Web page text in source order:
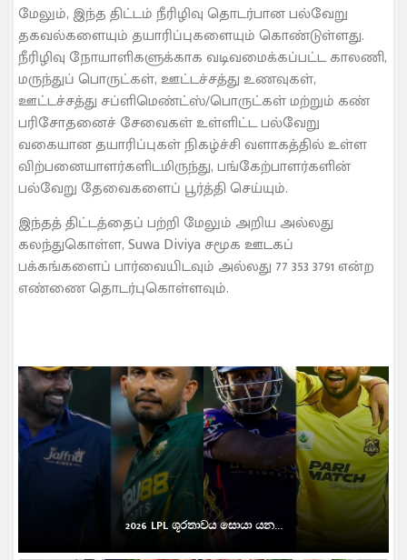
மேலும், இந்த திட்டம் நீரிழிவு தொடர்பான பல்வேறு
தகவல்களையும் தயாரிப்புகளையும் கொண்டுள்ளது.
நீரிழிவு நோயாளிகளுக்காக வடிவமைக்கப்பட்ட காலணி,
மருந்துப் பொருட்கள், ஊட்டச்சத்து உணவுகள்,
ஊட்டச்சத்து சப்ளிமெண்ட்ஸ்/பொருட்கள் மற்றும் கண்
பரிசோதனைச் சேவைகள் உள்ளிட்ட பல்வேறு
வகையான தயாரிப்புகள் நிகழ்ச்சி வளாகத்தில் உள்ள
விற்பனையாளர்களிடமிருந்து, பங்கேற்பாளர்களின்
பல்வேறு தேவைகளைப் பூர்த்தி செய்யும்.
இந்தத் திட்டத்தைப் பற்றி மேலும் அறிய அல்லது
கலந்துகொள்ள, Suwa Diviya சமூக ஊடகப்
பக்கங்களைப் பார்வையிடவும் அல்லது 77 353 3791 என்ற
எண்ணை தொடர்புகொள்ளவும்.
2026 LPL ශූරතාවය සොයා යන...